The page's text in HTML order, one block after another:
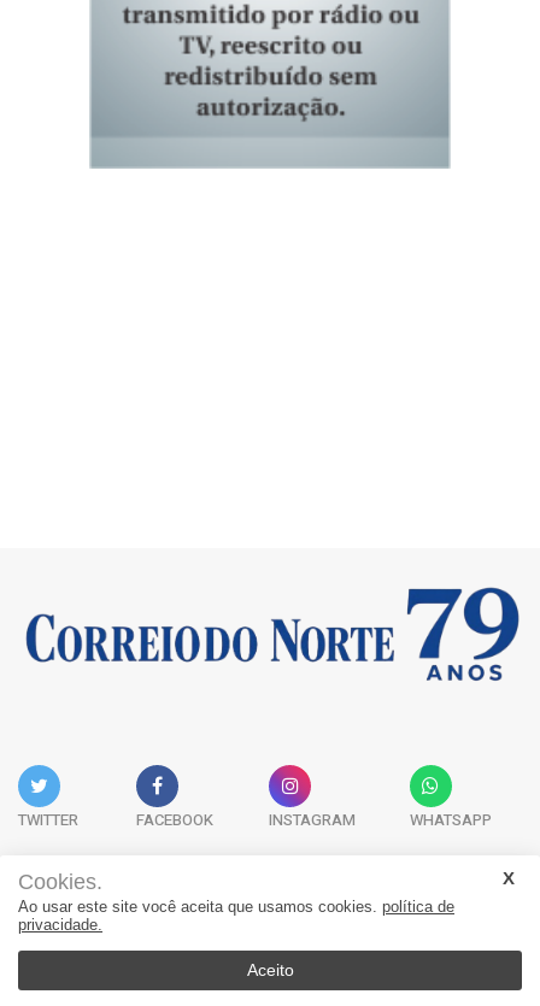
TWITTER FACEBOOK INSTAGRAM WHATSAPP
Acervo Digital Fale Conosco Quem Somos
Cookies.
Ao usar este site você aceita que usamos cookies. política de
privacidade.
Aceito